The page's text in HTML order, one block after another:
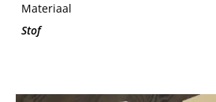
Materiaal
Stof